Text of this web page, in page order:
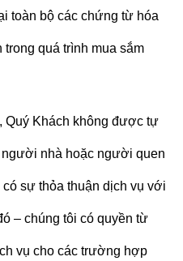
toàn bộ các chứng từ hóa
quá trình mua sắm
Quý Khách không được tự
người nhà hoặc người quen
có sự thỏa thuận dịch vụ với
– chúng tôi có quyền từ
vụ cho các trường hợp